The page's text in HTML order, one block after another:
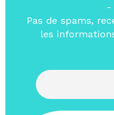
-
Pas de spams,
les